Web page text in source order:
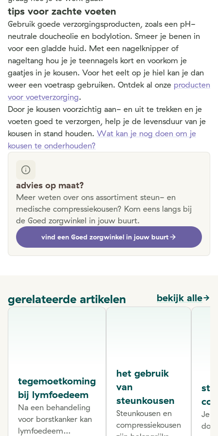
tips voor zachte voeten
Gebruik goede verzorgingsproducten, zoals een pH-
neutrale doucheolie en bodylotion. Smeer je benen in
voor een gladde huid. Met een nagelknipper of
nageltang hou je je teennagels kort en voorkom je
gaatjes in je kousen. Voor het eelt op je hiel kan je dan
weer een voetrasp gebruiken. Ontdek al onze producten
voor voetverzorging.
Door je kousen voorzichtig aan- en uit te trekken en je
voeten goed te verzorgen, help je de levensduur van je
kousen in stand houden. Wat kan je nog doen om je
kousen te onderhouden?
advies op maat?
Meer weten over ons assortiment steun- en
medische compressiekousen? Kom eens langs bij
de Goed zorgwinkel in jouw buurt.
vind een Goed zorgwinkel in jouw buurt
gerelateerde artikelen bekijk alle
tegemoetkoming
bij lymfoedeem
Na een behandeling
voor borstkanker kan
lymfoedeem
het gebruik
van
steunkousen
Steunkousen en
compressiekousen
Je